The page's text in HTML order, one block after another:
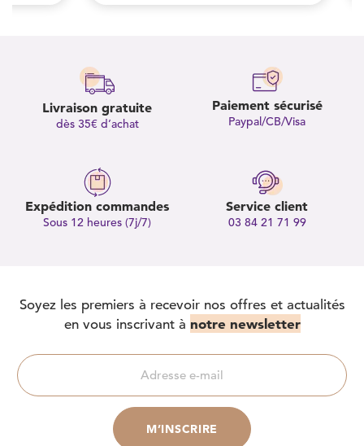
Livraison gratuite
dès 35€ d’achat
Paiement sécurisé
Paypal/CB/Visa
Expédition commandes
Sous 12 heures (7j/7)
Service client
03 84 21 71 99
Soyez les premiers à recevoir nos offres et actualités
en vous inscrivant à notre newsletter